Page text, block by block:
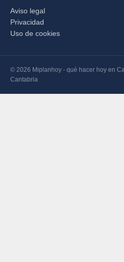
Aviso legal
Privacidad
Uso de cookies
© 2026 Miplanhoy - qué hacer hoy en
Cantabria